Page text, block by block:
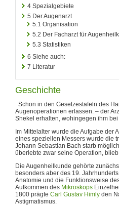
4 Spezialgebiete
5 Der Augenarzt
5.1 Organisation
5.2 Der Facharzt für
5.3 Statistiken
6 Siehe auch:
7 Literatur
Geschichte
Schon in den Gesetzestafeln des
Augenoperationen erlassen. – der
Shekel erhalten, wohingegen ihm
Im Mittelalter wurde die Aufgabe der
eines speziellen Messers wurde die
Johann Sebastian Bach starb
überlebte zwar seine Operation,
Die Augenheilkunde gehörte
besonders aber des 19.
Anatomie und die Funktionsweise
Aufkommen des Mikroskops
1800 prägte Carl Gustav Himly den
Astigmatismus.